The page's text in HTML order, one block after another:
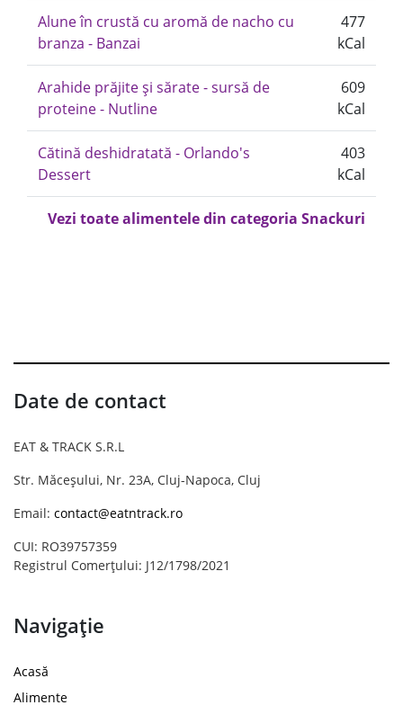
Alune în crustă cu aromă de nacho cu
branza - Banzai
477
kCal
Arahide prăjite și sărate - sursă de
proteine - Nutline
609
kCal
Cătină deshidratată - Orlando's
Dessert
403
kCal
Vezi toate alimentele din categoria Snackuri
Date de contact
EAT & TRACK S.R.L
Str. Măceșului, Nr. 23A, Cluj-Napoca, Cluj
Email: contact@eatntrack.ro
CUI: RO39757359
Registrul Comerțului: J12/1798/2021
Navigație
Acasă
Alimente